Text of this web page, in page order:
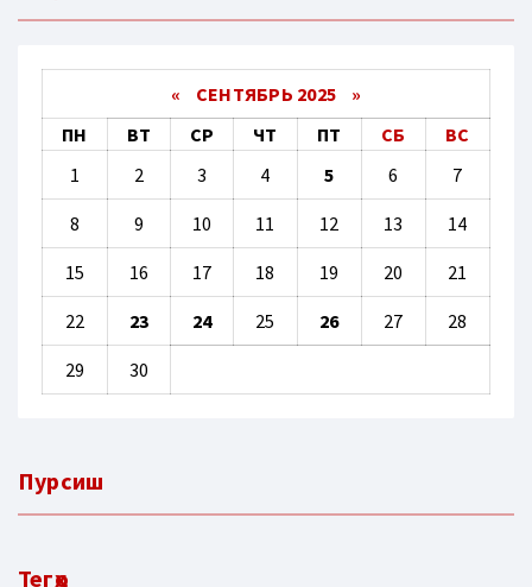
« СЕНТЯБРЬ 2025 »
ПН
ВТ СР ЧТ ПТ СБ
ВС
1
2 3 4 5 6 7
8 9 10 11 12 13 14
15 16 17 18 19 20 21
22 23 24 25 26 27 28
29 30
Пурсиш
Тегҳо